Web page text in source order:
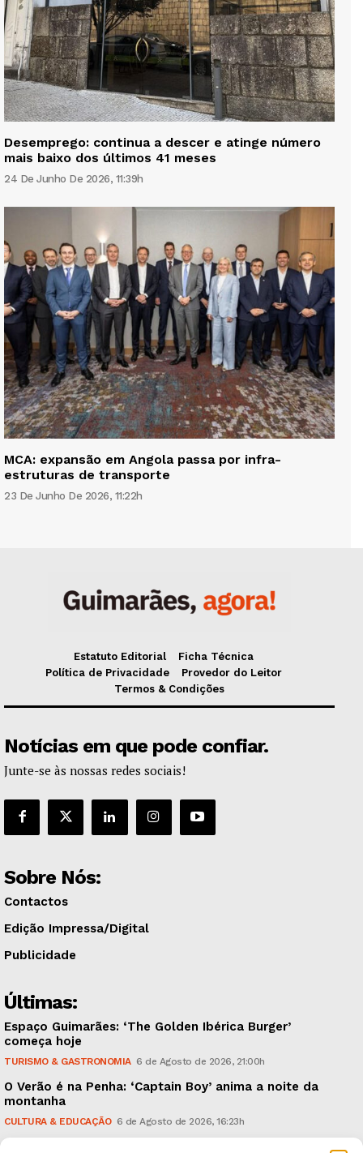
Desemprego: continua a descer e atinge número
mais baixo dos últimos 41 meses
24 De Junho De 2026, 11:39h
MCA: expansão em Angola passa por infra-
estruturas de transporte
23 De Junho De 2026, 11:22h
Estatuto Editorial
Ficha Técnica
Política de Privacidade
Provedor do Leitor
Termos & Condições
Notícias em que pode confiar.
Junte-se às nossas redes sociais!
Sobre Nós:
Contactos
Edição Impressa/Digital
Publicidade
Últimas:
Espaço Guimarães: ‘The Golden Ibérica Burger’
começa hoje
TURISMO & GASTRONOMIA 6 de Agosto de 2026, 21:00h
O Verão é na Penha: ‘Captain Boy’ anima a noite da
montanha
CULTURA & EDUCAÇÃO 6 de Agosto de 2026, 16:23h